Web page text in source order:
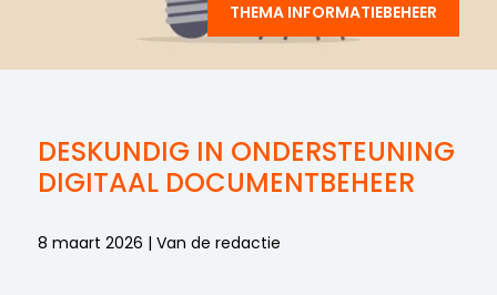
THEMA INFORMATIEBEHEER
DESKUNDIG IN ONDERSTEUNING
DIGITAAL DOCUMENTBEHEER
8 maart 2026 | Van de redactie